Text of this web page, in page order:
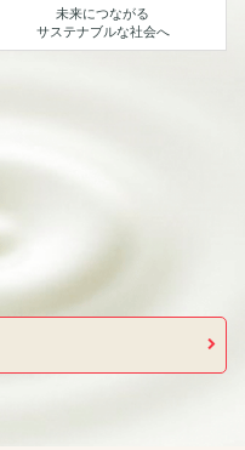
未来につながる
サステナブルな社会へ